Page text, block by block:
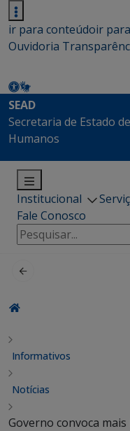
ir para conteúdoir
Ouvidoria
SEAD
Secretaria de Estado
Humanos
Institucional
Fale Conosco
Pesquisar
por:
Informativos
Notícias
Governo convoca